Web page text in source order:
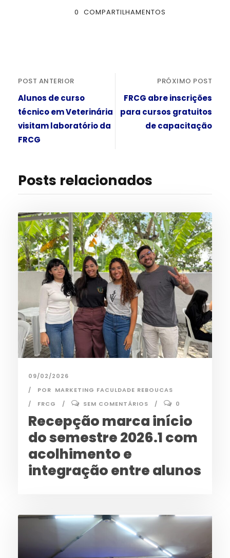
0 COMPARTILHAMENTOS
POST ANTERIOR
Alunos de curso
técnico em Veterinária
visitam laboratório da
FRCG
PRÓXIMO POST
FRCG abre inscrições
para cursos gratuitos
de capacitação
Posts relacionados
09/02/2026
POR MARKETING FACULDADE REBOUCAS
FRCG
SEM COMENTÁRIOS 0
Recepção marca início
do semestre 2026.1 com
acolhimento e
integração entre alunos